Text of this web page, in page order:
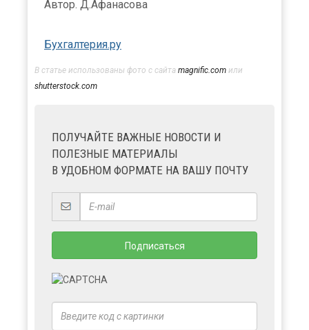
Автор. Д.Афанасова
Бухгалтерия.ру
В статье использованы фото с сайта magnific.com или
shutterstock.com
ПОЛУЧАЙТЕ ВАЖНЫЕ НОВОСТИ И
ПОЛЕЗНЫЕ МАТЕРИАЛЫ
В УДОБНОМ ФОРМАТЕ НА ВАШУ ПОЧТУ